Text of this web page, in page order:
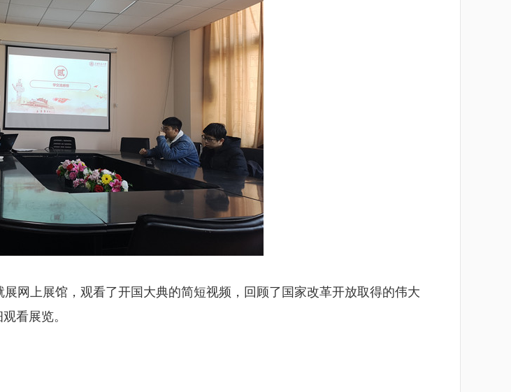
网上展馆，观看了开国大典的简短视频，回顾了国家改革开放取得的伟大
看展览。